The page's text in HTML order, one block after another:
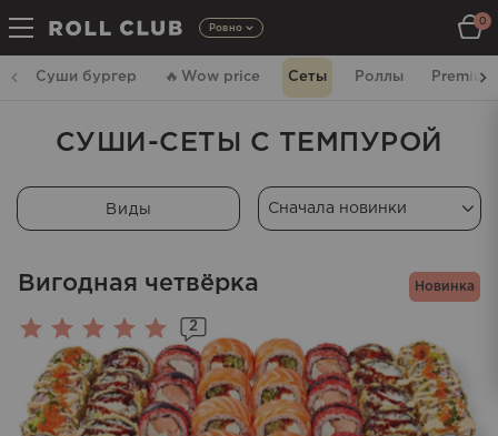
Ровно
0
Суши бургер 🔥 Wow price Сеты Роллы Premium
СУШИ-СЕТЫ С ТЕМПУРОЙ
Виды
Новинка
Вигодная четвёрка
Оценка
5.00
из 5
2